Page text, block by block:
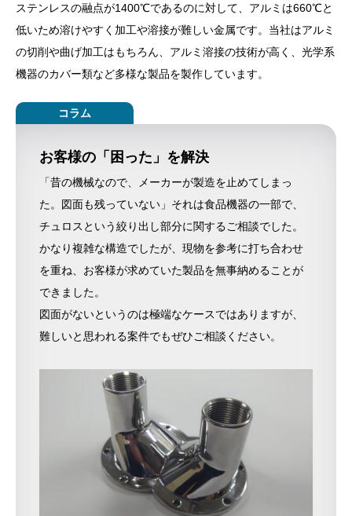
ステンレスの融点が1400℃であるのに対して、アルミは660℃と
低いため溶けやすく加工や溶接が難しい金属です。当社はアルミ
の切削や曲げ加工はもちろん、アルミ溶接の技術が高く、光学系
機器のカバー類など多様な製品を製作しています。
お客様の「困った」を解決
「昔の機械なので、メーカーが製造を止めてしまっ
た。図面も残っていない」それは食品機器の一部で、
チュロスという絞り出し部分に関するご相談でした。
かなり複雑な構造でしたが、現物を参考に打ち合わせ
を重ね、お客様が求めていた製品を無事納めることが
できました。
図面がないというのは極端なケースではありますが、
難しいと思われる案件でもぜひご相談ください。